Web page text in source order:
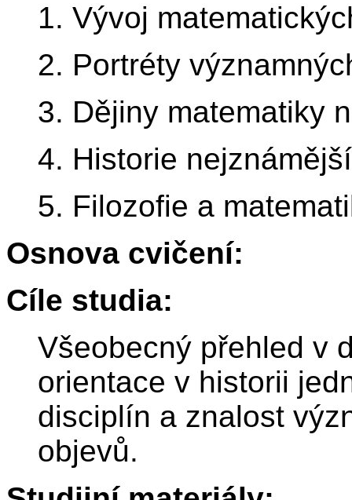
1. Vývoj
2. Portréty
3. Dějiny matematiky
4. Historie
5. Filozofie a
Osnova cvičení:
Cíle studia:
Všeobecný přehled v
orientace v historii
disciplín a znalost
objevů.